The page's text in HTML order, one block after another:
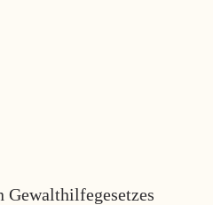
Gewalthilfegesetzes